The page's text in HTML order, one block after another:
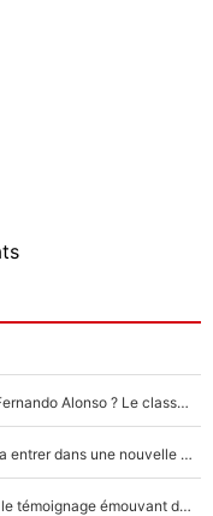
Max Verstappen, Lewis Hamilton… et bientôt Fernando Alonso ? Le classement des pilotes les mieux payés en Formule 1 risque de changer !
F1 - Alpine signe un accord «impensable» et va entrer dans une nouvelle dimension : Grande nouvelle pour Pierre Gasly !
F1 : « Je lui ai fait un câlin, puis j’ai dû partir...», le témoignage émouvant de Max Verstappen sur sa fille